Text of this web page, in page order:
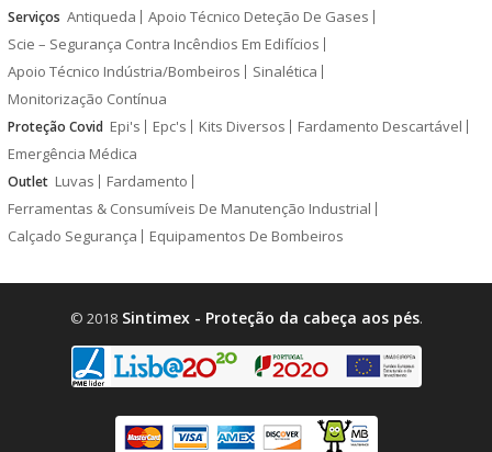
Serviços Antiqueda
Apoio Técnico Deteção De Gases
Scie – Segurança Contra Incêndios Em Edifícios
Apoio Técnico Indústria/Bombeiros
Sinalética
Monitorização Contínua
Proteção Covid Epi's Epc's Kits Diversos
Fardamento Descartável
Emergência Médica
Outlet Luvas
Fardamento
Ferramentas & Consumíveis De Manutenção Industrial
Calçado Segurança
Equipamentos De Bombeiros
© 2018Sintimex - Proteção da cabeça aos pés.